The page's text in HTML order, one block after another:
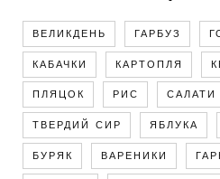
ВЕЛИКДЕНЬ ГАРБУЗ
КАБАЧКИ КАРТОПЛЯ
ПЛЯЦОК РИС САЛАТИ
ТВЕРДИЙ СИР ЯБЛУКА
БУРЯК ВАРЕНИКИ